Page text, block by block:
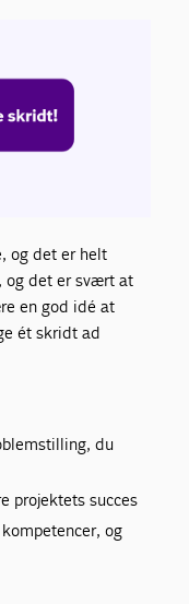
og det er helt
og det er svært at
en god idé at
ét skridt ad
du
projektets succes
og